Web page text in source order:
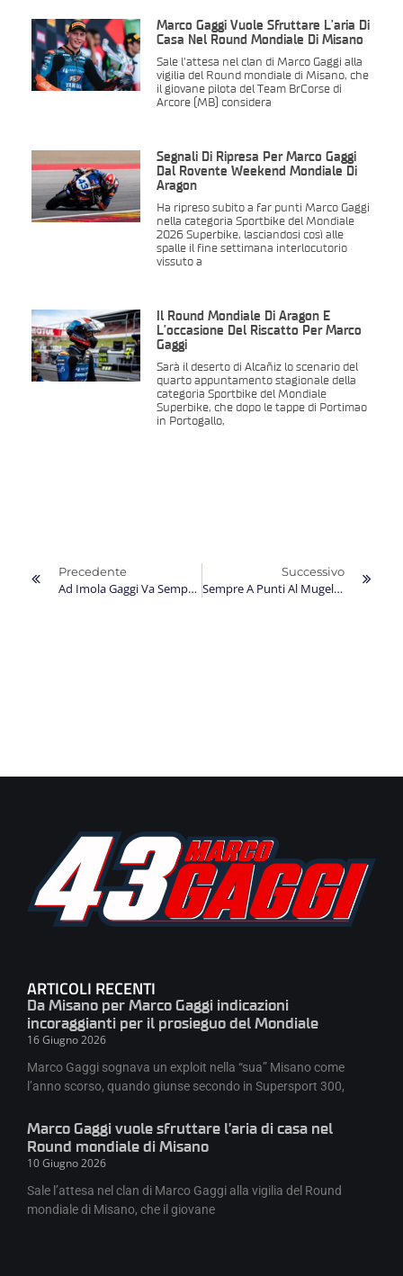
Marco Gaggi Vuole Sfruttare L’aria Di
Casa Nel Round Mondiale Di Misano
Sale l’attesa nel clan di Marco Gaggi alla
vigilia del Round mondiale di Misano, che
il giovane pilota del Team BrCorse di
Arcore (MB) considera
Segnali Di Ripresa Per Marco Gaggi
Dal Rovente Weekend Mondiale Di
Aragon
Ha ripreso subito a far punti Marco Gaggi
nella categoria Sportbike del Mondiale
2026 Superbike, lasciandosi così alle
spalle il fine settimana interlocutorio
vissuto a
Il Round Mondiale Di Aragon È
L’occasione Del Riscatto Per Marco
Gaggi
Sarà il deserto di Alcañiz lo scenario del
quarto appuntamento stagionale della
categoria Sportbike del Mondiale
Superbike, che dopo le tappe di Portimao
in Portogallo,
Precedente
Ad Imola Gaggi Va Sempre A Punti Ed Il Futuro È Più Roseo
Successivo
Sempre A Punti Al Mugello, È Un Finale Di CIV In Crescendo
ARTICOLI RECENTI
Da Misano per Marco Gaggi indicazioni
incoraggianti per il prosieguo del Mondiale
16 Giugno 2026
Marco Gaggi sognava un exploit nella “sua” Misano come
l’anno scorso, quando giunse secondo in Supersport 300,
Marco Gaggi vuole sfruttare l’aria di casa nel
Round mondiale di Misano
10 Giugno 2026
Sale l’attesa nel clan di Marco Gaggi alla vigilia del Round
mondiale di Misano, che il giovane